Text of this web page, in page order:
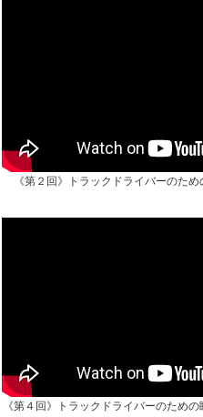
《第２回》トラックドライバーのため
《第４回》トラックドライバーのため